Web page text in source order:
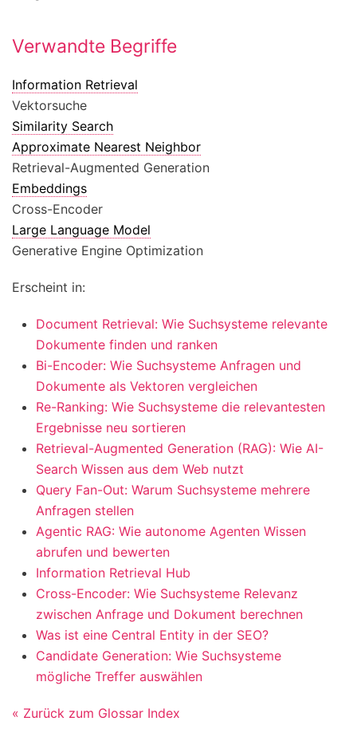
Verwandte Begriffe
Information Retrieval
Vektorsuche
Similarity Search
Approximate Nearest Neighbor
Retrieval-Augmented Generation
Embeddings
Cross-Encoder
Large Language Model
Generative Engine Optimization
Erscheint in:
Document Retrieval: Wie Suchsysteme relevante
Dokumente finden und ranken
Bi-Encoder: Wie Suchsysteme Anfragen und
Dokumente als Vektoren vergleichen
Re-Ranking: Wie Suchsysteme die relevantesten
Ergebnisse neu sortieren
Retrieval-Augmented Generation (RAG): Wie AI-
Search Wissen aus dem Web nutzt
Query Fan-Out: Warum Suchsysteme mehrere
Anfragen stellen
Agentic RAG: Wie autonome Agenten Wissen
abrufen und bewerten
Information Retrieval Hub
Cross-Encoder: Wie Suchsysteme Relevanz
zwischen Anfrage und Dokument berechnen
Was ist eine Central Entity in der SEO?
Candidate Generation: Wie Suchsysteme
mögliche Treffer auswählen
« Zurück zum Glossar Index